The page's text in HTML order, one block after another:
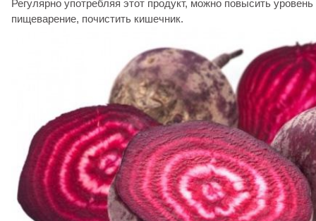
Регулярно употребляя этот продукт, можно повысить
пищеварение, почистить кишечник.